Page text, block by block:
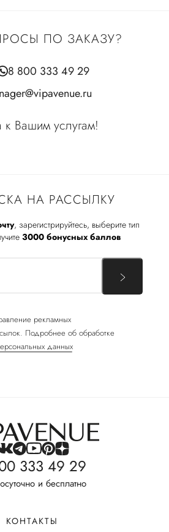
НА РАССЫЛКУ
, зарегистрируйтесь, выберите тип
3000 бонусных баллов
рекламных
Подробнее об обработке
данных
ПО ЗАКАЗУ?
8 800 333 49 29
к Вашим услугам!
333 49 29
и бесплатно
КОНТАКТЫ